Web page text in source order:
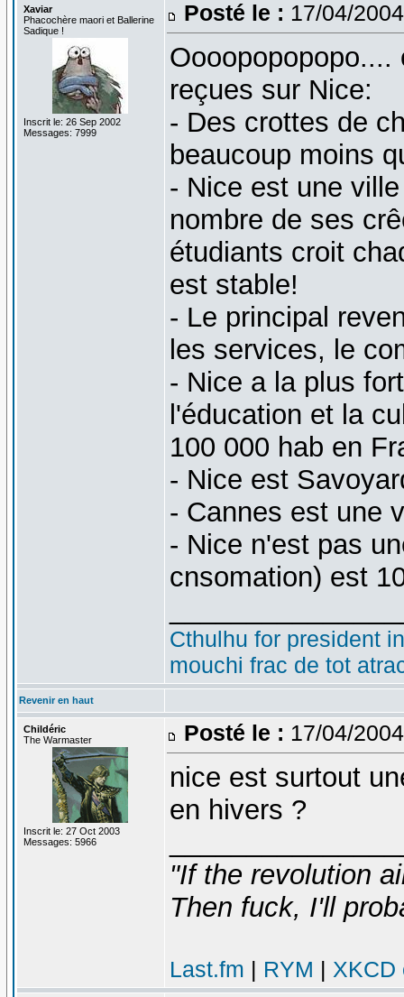
Xaviar
Phacochère maori et Ballerine
Sadique !
Inscrit le: 26 Sep 2002
Messages: 7999
Posté le : 17/04/
reçues sur Nice:
- Des crottes de
beaucoup moins
- Nice est une
nombre de ses
étudiants croit
est stable!
- Le principal
les services, le
- Nice a la plus
l'éducation et la
100 000 hab en
- Nice est
- Cannes est une
- Nice n'est pas
cnsomation) est
Cthulhu for president
mouchi frac de tot
Revenir en haut
Childéric
The Warmaster
Inscrit le: 27 Oct 2003
Messages: 5966
Posté le : 17/04/
nice est surtout
en hivers ?
"If the revolution
Then fuck, I'll
Last.fm | RYM | XKCD